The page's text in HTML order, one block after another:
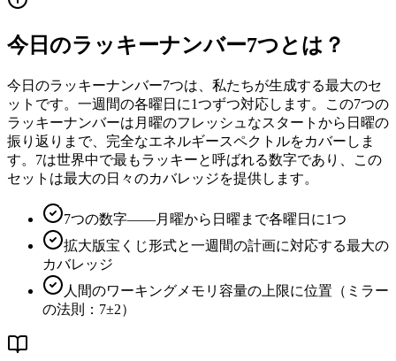
今日のラッキーナンバー7つとは？
今日のラッキーナンバー7つは、私たちが生成する最大のセ
ットです。一週間の各曜日に1つずつ対応します。この7つの
ラッキーナンバーは月曜のフレッシュなスタートから日曜の
振り返りまで、完全なエネルギースペクトルをカバーしま
す。7は世界中で最もラッキーと呼ばれる数字であり、この
セットは最大の日々のカバレッジを提供します。
7つの数字——月曜から日曜まで各曜日に1つ
拡大版宝くじ形式と一週間の計画に対応する最大の
カバレッジ
人間のワーキングメモリ容量の上限に位置（ミラー
の法則：7±2）